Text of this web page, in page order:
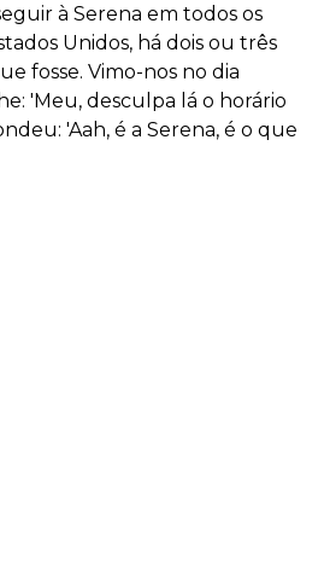
à Serena em todos os
Unidos, há dois ou três
fosse. Vimo-nos no dia
'Meu, desculpa lá o horário
'Aah, é a Serena, é o que